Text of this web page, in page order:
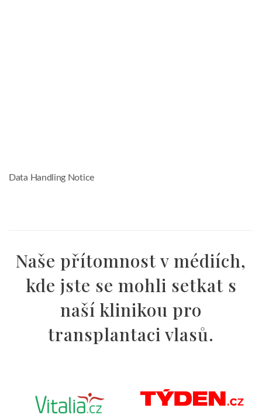
Data Handling Notice
Naše přítomnost v médiích,
kde jste se mohli setkat s
naší klinikou pro
transplantaci vlasů.